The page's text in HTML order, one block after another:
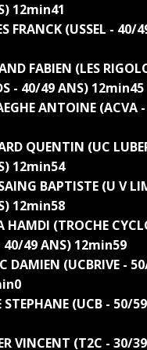
12min41
FRANCK (USSEL - 40/
FABIEN (LES
- 40/49 ANS) 12min45
ANTOINE (ACVA
QUENTIN (UC
12min54
BAPTISTE (U V
12min58
HAMDI (TROCHE
40/49 ANS) 12min59
DAMIEN (UCBRIVE -
STEPHANE (UCB - 50/
VINCENT (T2C - 30/